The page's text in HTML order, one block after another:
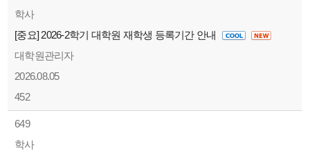
학사
[중요] 2026-2학기 대학원 재학생 등록기간 안내
대학원관리자
2026.08.05
452
649
학사